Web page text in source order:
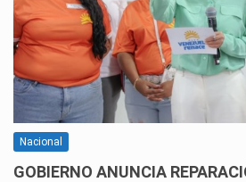
Nacional
GOBIERNO ANUNCIA